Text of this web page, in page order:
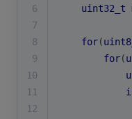
6
uint32_t
7
8
for(
9
for(
10
11
12